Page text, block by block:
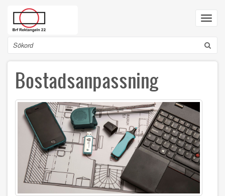
huvudinnehåll
Sök
Bostadsanpassning